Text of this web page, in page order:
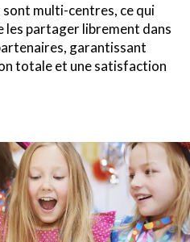
sont multi-centres, ce qui
les partager librement dans
garantissant
totale et une satisfaction